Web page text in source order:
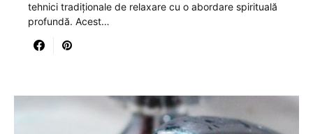
tehnici tradiționale de relaxare cu o abordare spirituală
profundă. Acest…